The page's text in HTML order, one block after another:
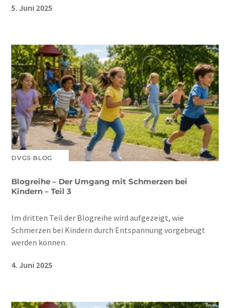
5. Juni 2025
DVGS BLOG
Blogreihe – Der Umgang mit Schmerzen bei
Kindern – Teil 3
Im dritten Teil der Blogreihe wird aufgezeigt, wie
Schmerzen bei Kindern durch Entspannung vorgebeugt
werden können.
4. Juni 2025